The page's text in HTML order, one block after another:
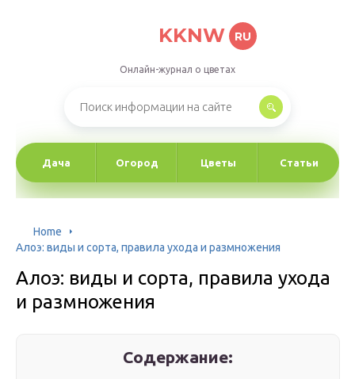
KKNW RU
Онлайн-журнал о цветах
Дача Огород Цветы Статьи
Home
Алоэ: виды и сорта, правила ухода и размножения
Алоэ: виды и сорта, правила ухода
и размножения
Содержание: